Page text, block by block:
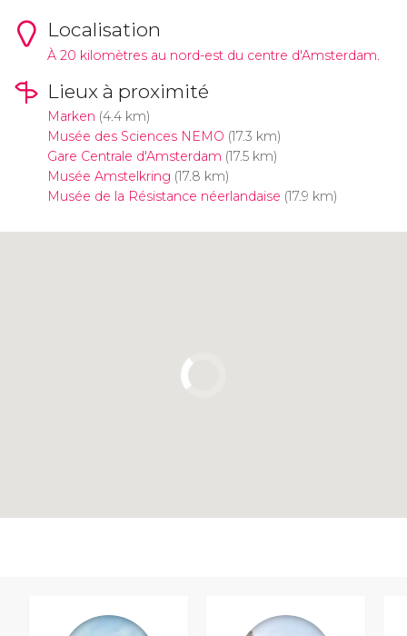
Localisation
À 20 kilomètres au nord-est du centre d'Amsterdam.
Lieux à proximité
Marken (4.4 km)
Musée des Sciences NEMO (17.3 km)
Gare Centrale d'Amsterdam (17.5 km)
Musée Amstelkring (17.8 km)
Musée de la Résistance néerlandaise (17.9 km)